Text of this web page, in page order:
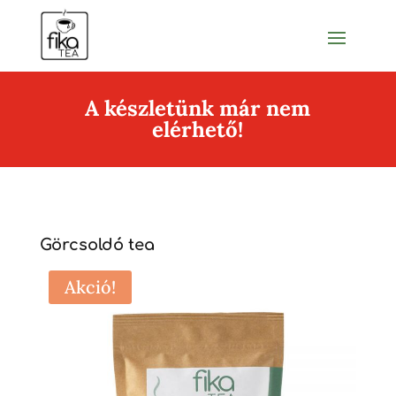
A készletünk már nem
elérhető!
Görcsoldó tea
Akció!